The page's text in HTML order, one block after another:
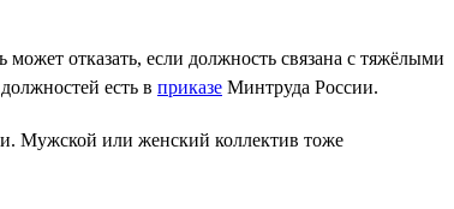
отказать, если должность связана с тяжёлыми
есть в приказе Минтруда России.
Мужской или женский коллектив тоже